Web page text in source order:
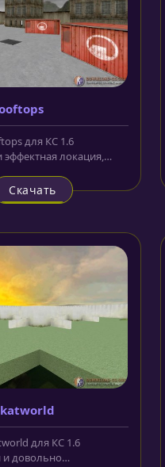
для КС 1.6
эффектная локация,
Скачать
для КС 1.6
довольно